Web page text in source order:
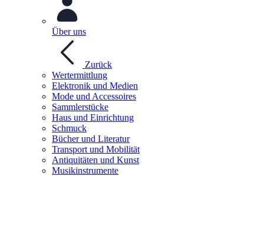
Über uns
Zurück
Wertermittlung
Elektronik und Medien
Mode und Accessoires
Sammlerstücke
Haus und Einrichtung
Schmuck
Bücher und Literatur
Transport und Mobilität
Antiquitäten und Kunst
Musikinstrumente